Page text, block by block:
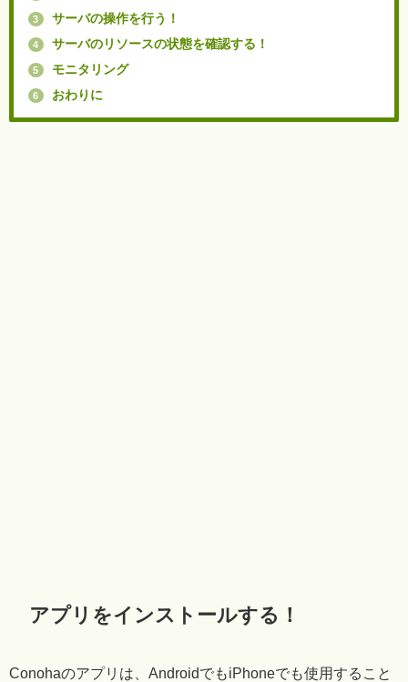
3 サーバの操作を行う！
4 サーバのリソースの状態を確認する！
5 モニタリング
6 おわりに
アプリをインストールする！
Conohaのアプリは、AndroidでもiPhoneでも使用すること